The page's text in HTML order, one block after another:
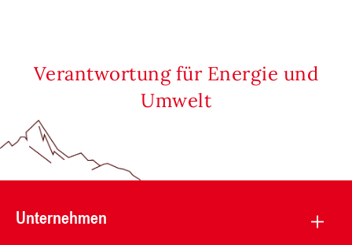
Verantwortung für Energie und
Umwelt
Unternehmen